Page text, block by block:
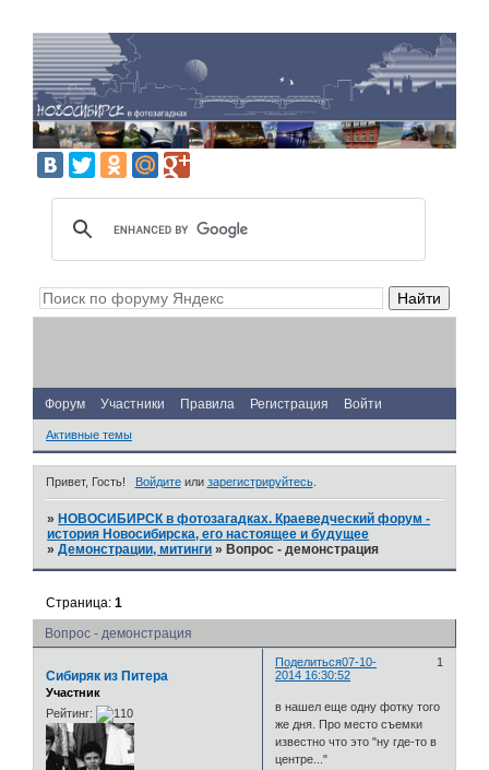
Форум Участники Правила Регистрация Войти
Активные темы
Привет, Гость! Войдитеили зарегистрируйтесь.
» НОВОСИБИРСК в фотозагадках. Краеведческий форум -
история Новосибирска, его настоящее и будущее
»Демонстрации, митинги » Вопрос - демонстрация
Вопрос - демонстрация
Страница:1
Поделиться 1
07-10-
2014 16:30:52
Сибиряк из Питера
Участник
Рейтинг:
в нашел еще одну фотку того
же дня. Про место съемки
известно что это "ну где-то в
центре..."